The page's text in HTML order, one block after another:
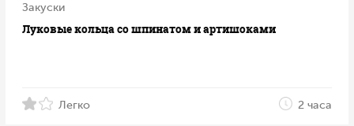
Закуски
Луковые кольца со шпинатом и артишоками
Легко 2 часа